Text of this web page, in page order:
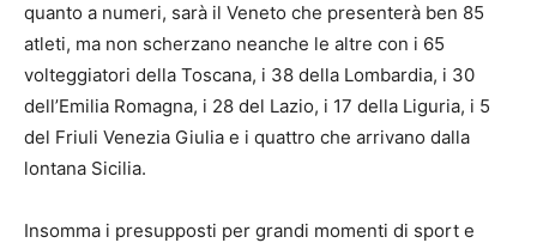
quanto a numeri, sarà il Veneto che presenterà ben 85
atleti, ma non scherzano neanche le altre con i 65
volteggiatori della Toscana, i 38 della Lombardia, i 30
dell’Emilia Romagna, i 28 del Lazio, i 17 della Liguria, i 5
del Friuli Venezia Giulia e i quattro che arrivano dalla
lontana Sicilia.
Insomma i presupposti per grandi momenti di sport e